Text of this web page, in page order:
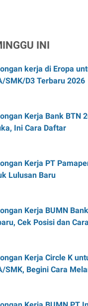
INI
kerja di Eropa
SMK/D3 Terbaru 2026
Kerja Bank BTN
Ini Cara Daftar
Kerja PT
Lulusan Baru
Kerja BUMN
Cek Posisi dan
Kerja Circle K
SMK, Begini Cara